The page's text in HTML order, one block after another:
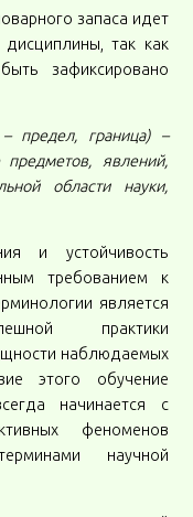
запаса идет
так как
зафиксировано
предел, граница) –
явлений,
области науки,
и устойчивость
требованием к
является
практики
наблюдаемых
этого обучение
начинается с
феноменов
научной